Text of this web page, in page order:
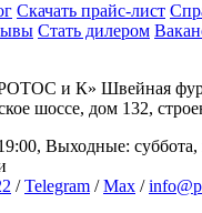
Скачать прайс-лист
Стать дилером
и К» Швейная
шоссе, дом 132,
Выходные: суббота,
/Telegram /Max /